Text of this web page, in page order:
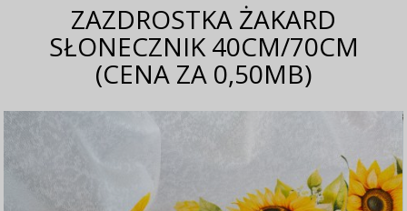
ZAZDROSTKA ŻAKARD
SŁONECZNIK 40CM/70CM
(CENA ZA 0,50MB)